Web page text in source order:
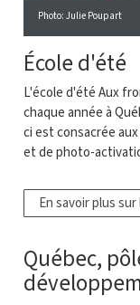
Photo: Julie Poupart
École d'été
L'école d'été Aux
chaque année à
ci est consacrée
et de photo-
En savoir plus sur
Québec,